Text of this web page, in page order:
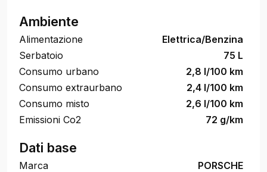
Ambiente
Alimentazione
Elettrica/Benzina
Serbatoio
75 L
Consumo urbano
2,8 l/100 km
Consumo extraurbano
2,4 l/100 km
Consumo misto
2,6 l/100 km
Emissioni Co2
72 g/km
Dati base
Marca
PORSCHE